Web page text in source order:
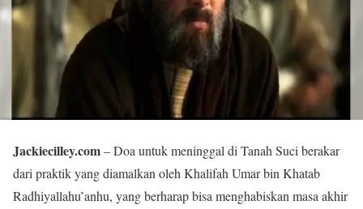
Jackiecilley.com– Doa untuk meninggal di Tanah Suci berakar
dari praktik yang diamalkan oleh Khalifah Umar bin Khatab
Radhiyallahu’anhu, yang berharap bisa menghabiskan masa akhir